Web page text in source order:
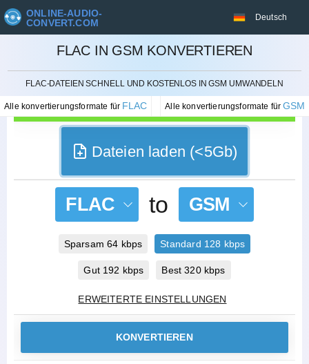
ONLINE-AUDIO-
CONVERT.COM
Deutsch
FLAC IN GSM KONVERTIEREN
FLAC-DATEIEN SCHNELL UND KOSTENLOS IN GSM UMWANDELN
Alle konvertierungsformate für FLAC Alle konvertierungsformate fürGSM
STORNIEREN
Dateien laden (<5Gb)
FLAC to GSM
Sparsam 64 kbps Standard 128 kbps
Gut 192 kbps Best 320 kbps
ERWEITERTE EINSTELLUNGEN
KONVERTIEREN